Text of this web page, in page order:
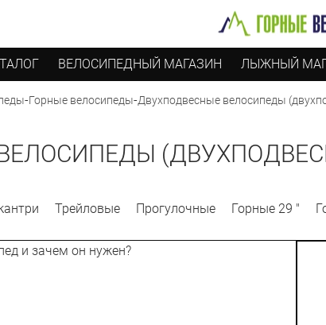
ВЕЛОСИПЕДНЫЙ МАГАЗИН ЛЫЖНЫЙ
-Горные велосипеды-Двухподвесные велосипеды
Трейловые Прогулочные Горные 29 "